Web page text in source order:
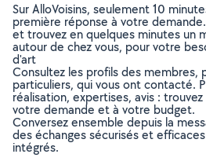
Sur AlloVoisins, seulement 10
première réponse à votre
et trouvez en quelques minutes un
autour de chez vous, pour votre
d'art
Consultez les profils des membres,
particuliers, qui vous ont contacté.
réalisation, expertises, avis :
votre demande et à votre budget.
Conversez ensemble depuis la
des échanges sécurisés et
intégrés.